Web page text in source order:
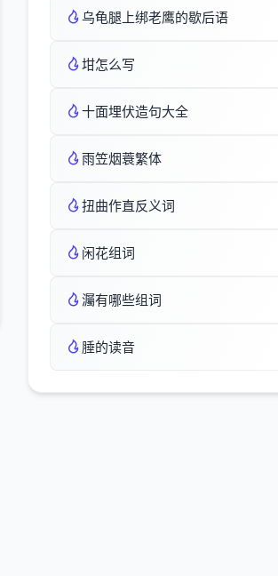
乌龟腿上绑老鹰的歇后语
坩怎么写
十面埋伏造句大全
雨笠烟蓑繁体
扭曲作直反义词
闲花组词
灟有哪些组词
腄的读音